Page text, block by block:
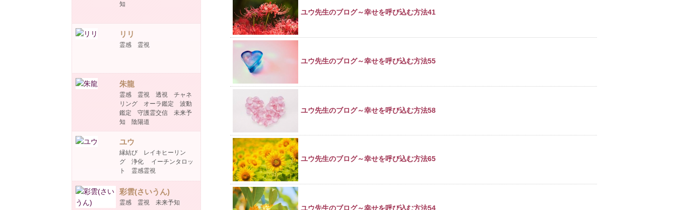
知
リリ
霊感 霊視
朱龍
霊感 霊視 透視 チャネ
リング オーラ鑑定 波動
鑑定 守護霊交信 未来予
知 陰陽道
ユウ
縁結び レイキヒーリン
グ 浄化 イーチンタロッ
ト 霊感霊視
彩雲(さいうん)
霊感 霊視 未来予知
ユウ先生のブログ～幸せを呼び込む方法41
ユウ先生のブログ～幸せを呼び込む方法55
ユウ先生のブログ～幸せを呼び込む方法58
ユウ先生のブログ～幸せを呼び込む方法65
ユウ先生のブログ～幸せを呼び込む方法54